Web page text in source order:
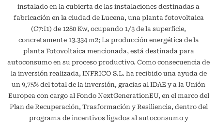
instalado en la cubierta de las instalaciones destinadas a
fabricación en la ciudad de Lucena, una planta fotovoltaica
(C7:I1) de 1280 Kw, ocupando 1/3 de la superficie,
concretamente 13.334 m2; La producción energética de la
planta Fotovoltaica mencionada, está destinada para
autoconsumo en su proceso productivo. Como consecuencia de
la inversión realizada, INFRICO S.L. ha recibido una ayuda de
un 9,75% del total de la inversión, gracias al IDAE y a la Unión
Europea con cargo al Fondo NextGenerationEU, en el marco del
Plan de Recuperación, Trasformación y Resiliencia, dentro del
programa de incentivos ligados al autoconsumo y